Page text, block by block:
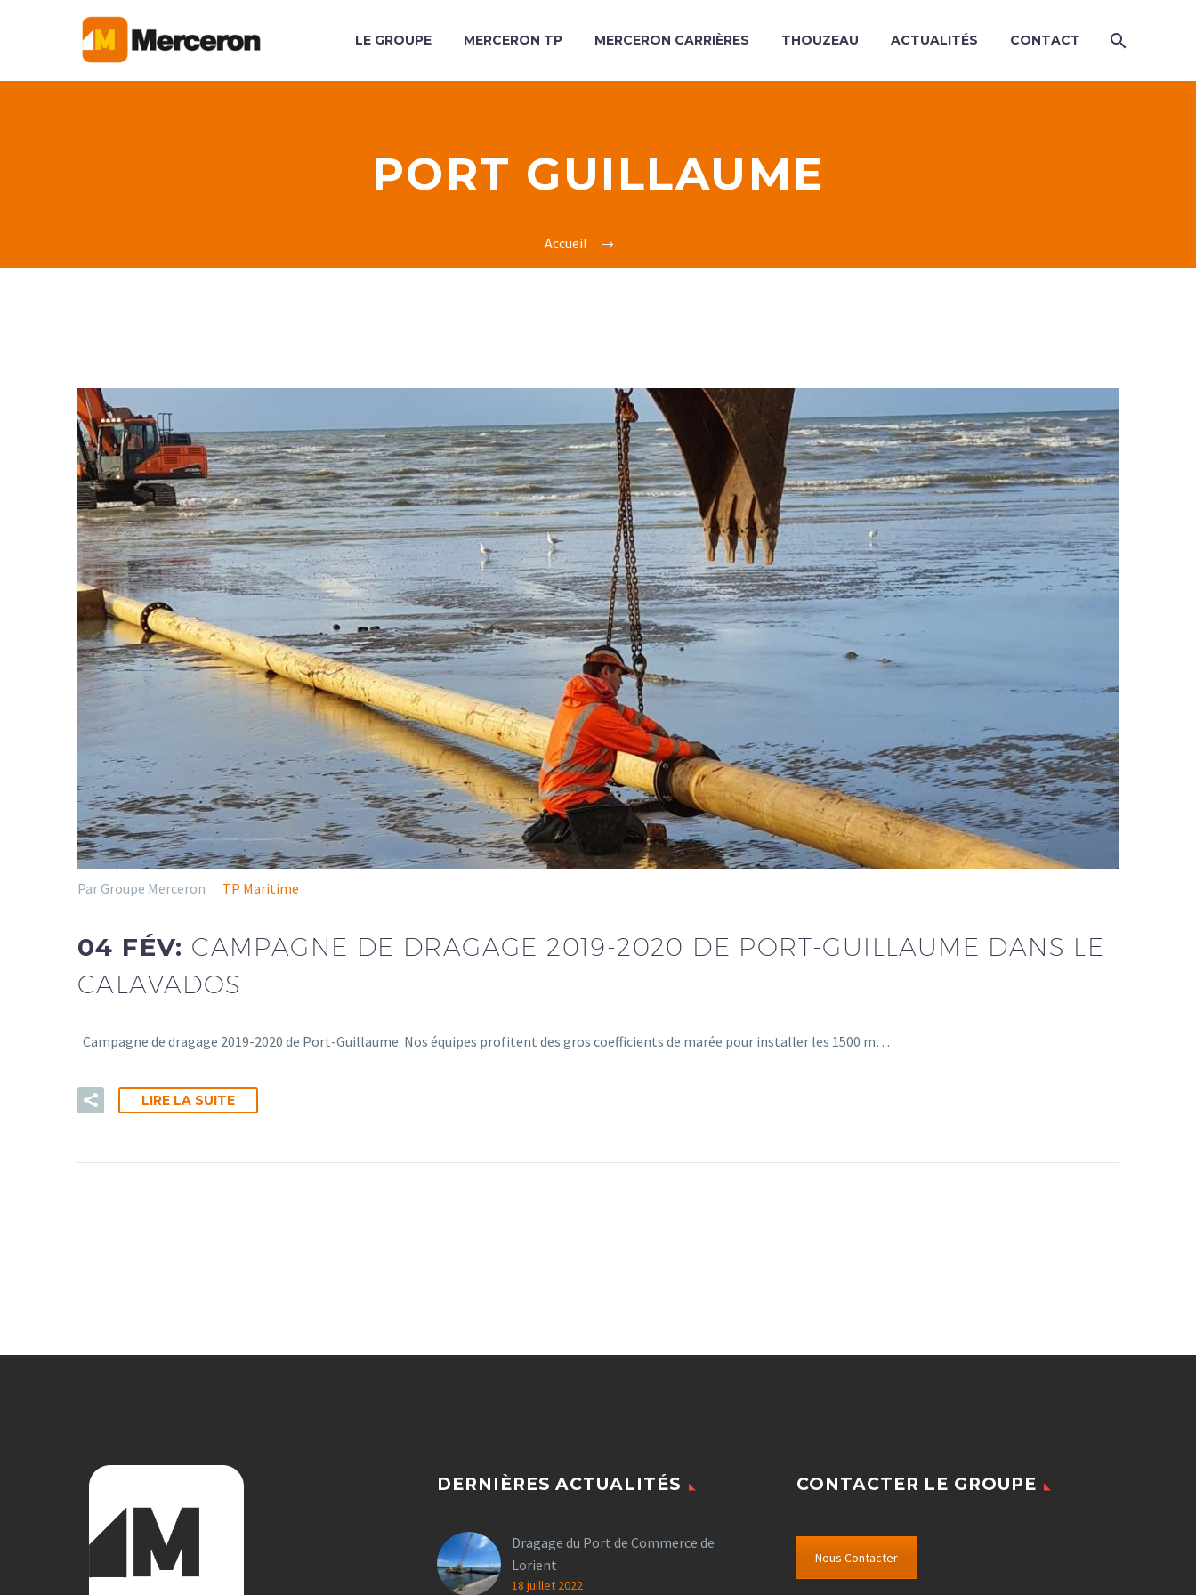
LE GROUPE MERCERON TP MERCERON CARRIÈRES THOUZEAU ACTUALITÉS CONTACT
PORT GUILLAUME
Accueil
Par Groupe Merceron TP Maritime
04 FÉV: CAMPAGNE DE DRAGAGE 2019-2020 DE PORT-GUILLAUME DANS LE
CALAVADOS
Campagne de dragage 2019-2020 de Port-Guillaume. Nos équipes profitent des gros coefficients de marée pour installer les 1500 m…
LIRE LA SUITE
DERNIÈRES ACTUALITÉS
Dragage du Port de Commerce de
Lorient
18 juillet 2022
CONTACTER LE GROUPE
Nous Contacter